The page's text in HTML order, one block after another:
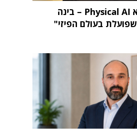
"העתיד הוא Physical AI – בינה
בעולם הפיזי"